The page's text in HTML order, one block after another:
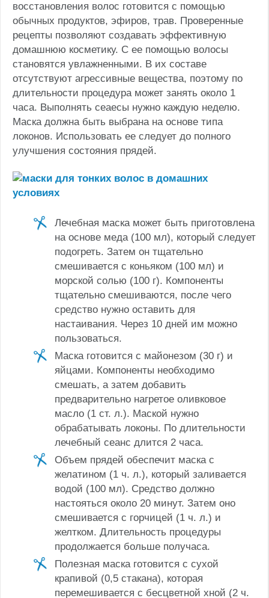
восстановления волос готовится с помощью
обычных продуктов, эфиров, трав. Проверенные
рецепты позволяют создавать эффективную
домашнюю косметику. С ее помощью волосы
становятся увлажненными. В их составе
отсутствуют агрессивные вещества, поэтому по
длительности процедура может занять около 1
часа. Выполнять сеаесы нужно каждую неделю.
Маска должна быть выбрана на основе типа
локонов. Использовать ее следует до полного
улучшения состояния прядей.
Лечебная маска может быть приготовлена
на основе меда (100 мл), который следует
подогреть. Затем он тщательно
смешивается с коньяком (100 мл) и
морской солью (100 г). Компоненты
тщательно смешиваются, после чего
средство нужно оставить для
настаивания. Через 10 дней им можно
пользоваться.
Маска готовится с майонезом (30 г) и
яйцами. Компоненты необходимо
смешать, а затем добавить
предварительно нагретое оливковое
масло (1 ст. л.). Маской нужно
обрабатывать локоны. По длительности
лечебный сеанс длится 2 часа.
Объем прядей обеспечит маска с
желатином (1 ч. л.), который заливается
водой (100 мл). Средство должно
настояться около 20 минут. Затем оно
смешивается с горчицей (1 ч. л.) и
желтком. Длительность процедуры
продолжается больше получаса.
Полезная маска готовится с сухой
крапивой (0,5 стакана), которая
перемешивается с бесцветной хной (2 ч.